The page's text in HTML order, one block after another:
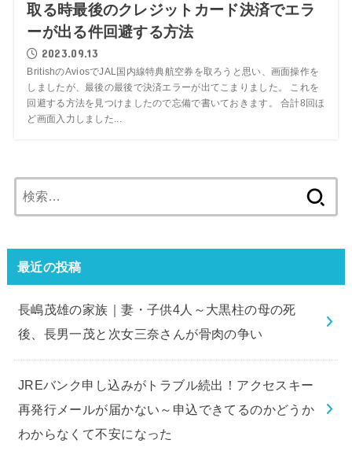
取る時最後のクレジットカード決済でエラ
ーが出る件回避する方法
2023.09.13
BritishのAviosでJAL国内線特典航空券を取ろうと思い、画面操作を
しましたが、最後の最後で決済エラーが出てこまりました。 これを
回避する方法を見つけましたので忘備で書いておきます。 合計8回ほ
ど画面入力しました...
索:
最近の投稿
長嶋茂雄の家族｜妻・子供4人～大黒柱の母の死
後、長男一茂と次女三奈さんが骨肉の争い
JREバンク申し込みがトラブル続出！アクセスキー
再発行メールが届かない～申込できてるのかどうか
わからなくて不安になった